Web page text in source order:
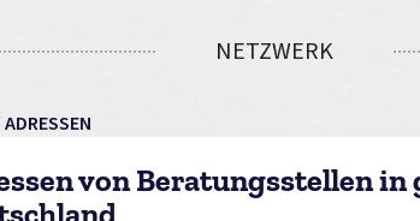
NETZWERK
von Beratungsstellen in